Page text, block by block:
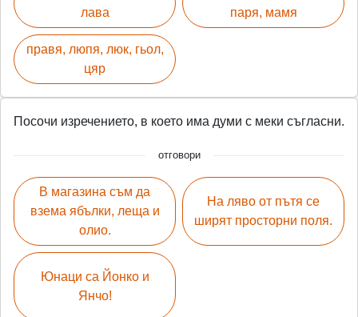
лава
правя, люпя, люк, гьол,
цяр
паря, мамя
Посочи изречението, в което има думи с меки съгласни.
отговори
В магазина съм да
взема ябълки, леща и
олио.
Юнаци са Йонко и
Янчо!
На ляво от пътя се
ширят просторни поля.